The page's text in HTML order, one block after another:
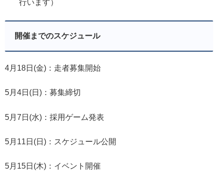
行います）
開催までのスケジュール
4月18日(金)：走者募集開始
5月4日(日)：募集締切
5月7日(水)：採用ゲーム発表
5月11日(日)：スケジュール公開
5月15日(木)：イベント開催